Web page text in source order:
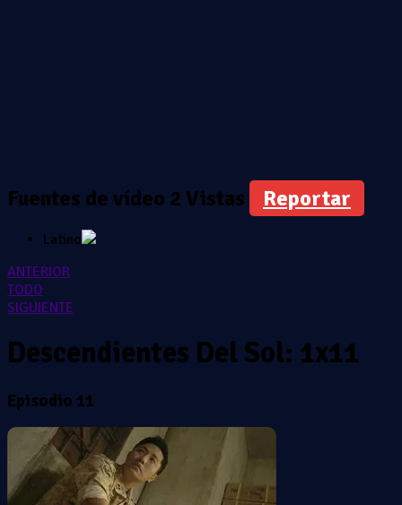
Fuentes de vídeo 2 Vistas Reportar
Latino
ANTERIOR
TODO
SIGUIENTE
Descendientes Del Sol: 1x11
Episodio 11